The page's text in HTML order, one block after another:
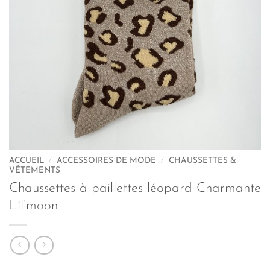
ACCUEIL / ACCESSOIRES DE MODE /
CHAUSSETTES &
VÊTEMENTS
Chaussettes à paillettes léopard Charmante
Lil’moon